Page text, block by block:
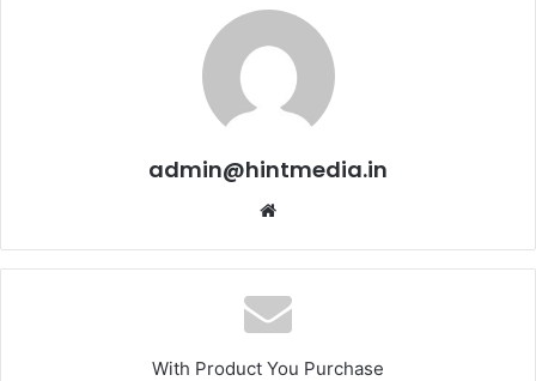
admin@hintmedia.in
With Product You Purchase